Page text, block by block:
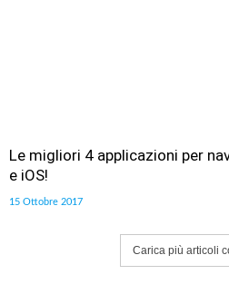
Le migliori 4 applicazioni per
e iOS!
15 Ottobre 2017
Carica più articoli